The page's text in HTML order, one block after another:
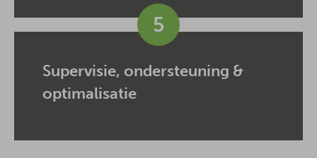
5
Supervisie, ondersteuning &
optimalisatie